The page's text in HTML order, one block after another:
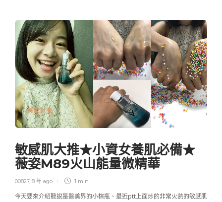
美妝保養
敏感肌大推★小資女養肌必備★
薇姿M89火山能量微精華
00827, 8 年 ago 1 min
今天要來介紹聽說是醫美界的小棕瓶、最近ptt上面炒的非常火熱的敏感肌